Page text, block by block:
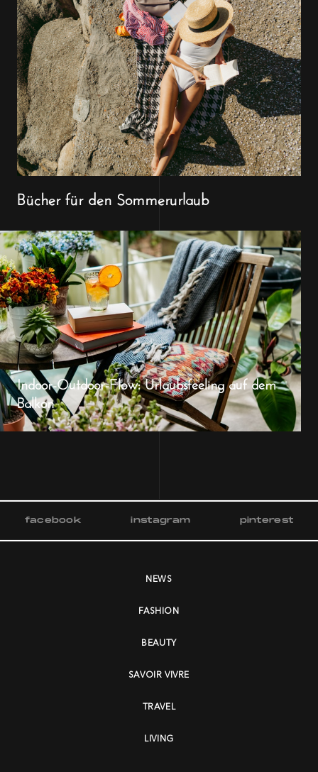
Bücher für den Sommerurlaub
Indoor-Outdoor-Flow: Urlaubsfeeling auf dem
Balkon
facebook instagram pinterest
NEWS
FASHION
BEAUTY
SAVOIR VIVRE
TRAVEL
LIVING